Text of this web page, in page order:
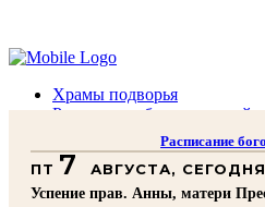
Храмы подворья
Расписание богослужений
Воскресная школа
Преподаватели
Катехизация
Расписание
ПТ 7 АВГУСТА, СЕГОДНЯ
Успение прав. Анны, матери